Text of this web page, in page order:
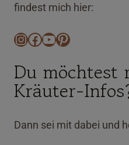
findest mich hier:
Instagram
Facebook
YouTube
Pinterest
Du möchtest
Kräuter-
Dann sei mit dabei und